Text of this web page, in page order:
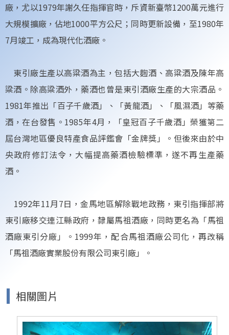
廠，尤以1979年謝久任指揮官時，斥資新臺幣1200萬元進行
大規模擴廠，佔地1000平方公尺；同時更新設備，至1980年
7月竣工，成為現代化酒廠。
東引廠生產以高粱酒為主，包括大麴酒、高粱酒及陳年高
粱酒。除高粱酒外，藥酒也曾是東引酒廠生產的大宗酒品。
1981年推出「百子千歲酒」、「黃龍酒」、「風濕酒」等藥
酒，在台發售。1985年4月，「皇冠百子千歲酒」榮獲第二
屆台灣地區優良特產食品評鑑會「金牌獎」。但後來由於中
央政府修訂法令，大幅提高藥酒檢驗標準，遂不再生產藥
酒。
1992年11月7日，金馬地區解除戰地政務，東引指揮部將
東引廠移交連江縣政府，隸屬馬祖酒廠，同時更名為「馬祖
酒廠東引分廠」。1999年，配合馬祖酒廠公司化，再改稱
「馬祖酒廠實業股份有限公司東引廠」。
相關圖片